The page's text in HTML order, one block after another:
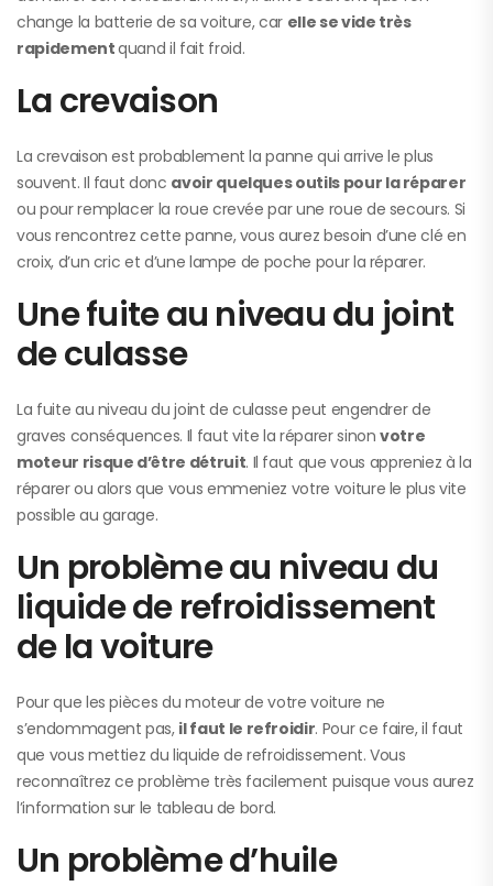
change la batterie de sa voiture, car elle se vide très
rapidementquand il fait froid.
La crevaison
La crevaison est probablement la panne qui arrive le plus
souvent. Il faut donc avoir quelques outils pour la réparer
ou pour remplacer la roue crevée par une roue de secours. Si
vous rencontrez cette panne, vous aurez besoin d’une clé en
croix, d’un cric et d’une lampe de poche pour la réparer.
Une fuite au niveau du joint
de culasse
La fuite au niveau du joint de culasse peut engendrer de
graves conséquences. Il faut vite la réparer sinonvotre
moteur risque d’être détruit. Il faut que vous appreniez à la
réparer ou alors que vous emmeniez votre voiture le plus vite
possible au garage.
Un problème au niveau du
liquide de refroidissement
de la voiture
Pour que les pièces du moteur de votre voiture ne
s’endommagent pas, il faut le refroidir. Pour ce faire, il faut
que vous mettiez du liquide de refroidissement. Vous
reconnaîtrez ce problème très facilement puisque vous aurez
l’information sur le tableau de bord.
Un problème d’huile